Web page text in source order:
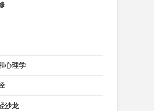
心理学
沙龙